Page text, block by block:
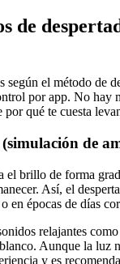
de
según el método de
por app. No hay
qué te cuesta
de
el brillo de forma
Así, el
en épocas de días
relajantes
Aunque la luz
y es